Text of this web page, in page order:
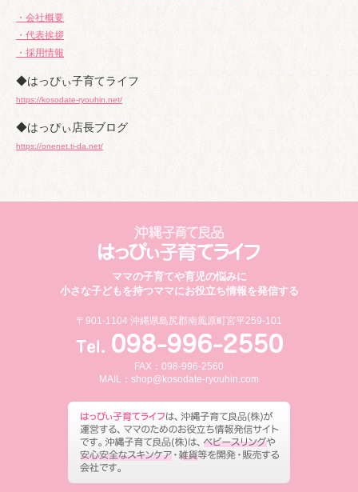
・会社概要
・代表挨拶
・採用情報
◆はっぴぃ子育てライフ
https://kosodate-ryouhin.net/
◆はっぴぃ店長ブログ
https://onenet.ti-da.net/
ママの子育てや育児の悩みに
小さな子どもを持つママにお役立ち情報を発信する
〒901-1104 沖縄県島尻郡南風原町宮平259-101
FAX：098-996-2560
MAIL： shop@kosodate-ryouhin.com